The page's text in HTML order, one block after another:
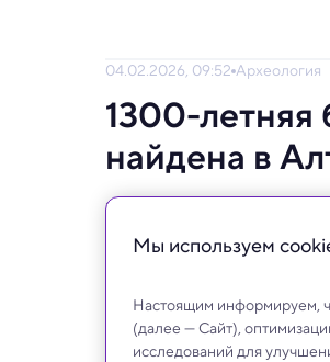
04.02.2026, 09:52 Археология
1300-летняя
найдена в
Это открытие важно не
на границе ранних
Мы используем
Настоящим информируем,
(далее — Сайт),
исследований для